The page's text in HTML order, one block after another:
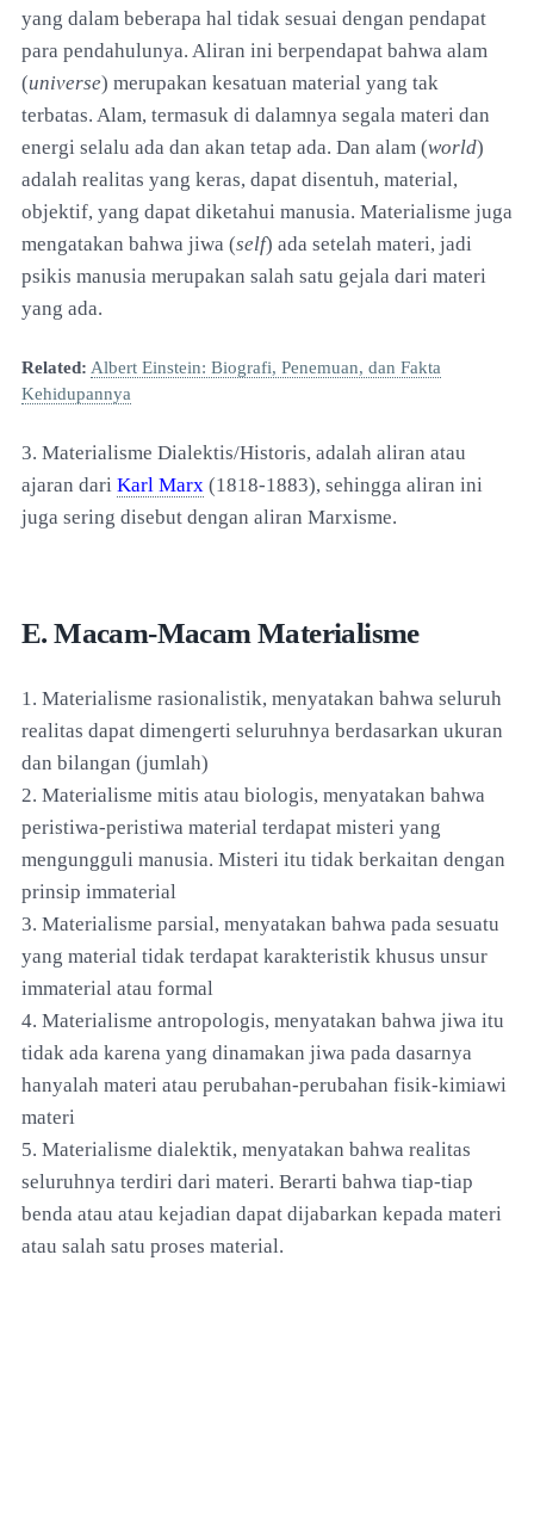
yang dalam beberapa hal tidak sesuai dengan pendapat
para pendahulunya. Aliran ini berpendapat bahwa alam
(universe) merupakan kesatuan material yang tak
terbatas. Alam, termasuk di dalamnya segala materi dan
energi selalu ada dan akan tetap ada. Dan alam (world)
adalah realitas yang keras, dapat disentuh, material,
objektif, yang dapat diketahui manusia. Materialisme juga
mengatakan bahwa jiwa (self) ada setelah materi, jadi
psikis manusia merupakan salah satu gejala dari materi
yang ada.
Related: Albert Einstein: Biografi, Penemuan, dan Fakta
Kehidupannya
3. Materialisme Dialektis/Historis, adalah aliran atau
ajaran dari Karl Marx (1818-1883), sehingga aliran ini
juga sering disebut dengan aliran Marxisme.
E. Macam-Macam Materialisme
1. Materialisme rasionalistik, menyatakan bahwa seluruh
realitas dapat dimengerti seluruhnya berdasarkan ukuran
dan bilangan (jumlah)
2. Materialisme mitis atau biologis, menyatakan bahwa
peristiwa-peristiwa material terdapat misteri yang
mengungguli manusia. Misteri itu tidak berkaitan dengan
prinsip immaterial
3. Materialisme parsial, menyatakan bahwa pada sesuatu
yang material tidak terdapat karakteristik khusus unsur
immaterial atau formal
4. Materialisme antropologis, menyatakan bahwa jiwa itu
tidak ada karena yang dinamakan jiwa pada dasarnya
hanyalah materi atau perubahan-perubahan fisik-kimiawi
materi
5. Materialisme dialektik, menyatakan bahwa realitas
seluruhnya terdiri dari materi. Berarti bahwa tiap-tiap
benda atau atau kejadian dapat dijabarkan kepada materi
atau salah satu proses material.